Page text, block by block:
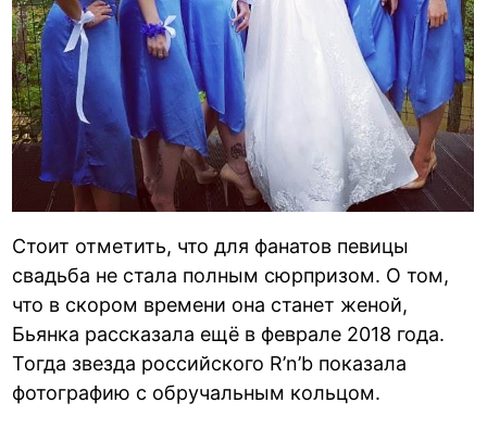
Стоит отметить, что для фанатов певицы
свадьба не стала полным сюрпризом. О том,
что в скором времени она станет женой,
Бьянка рассказала ещё в феврале 2018 года.
Тогда звезда российского R’n’b показала
фотографию с обручальным кольцом.